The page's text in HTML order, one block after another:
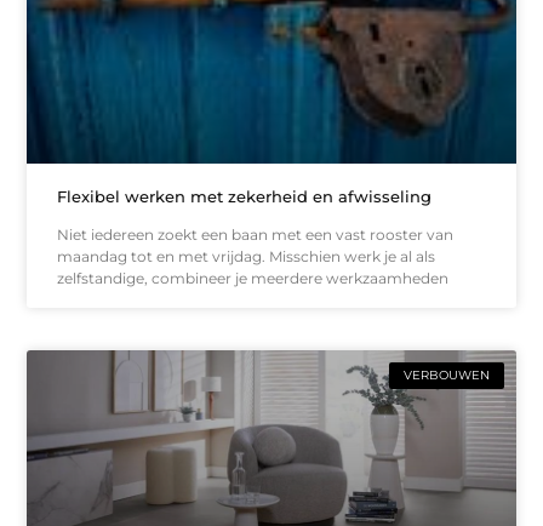
Flexibel werken met zekerheid en afwisseling
Niet iedereen zoekt een baan met een vast rooster van
maandag tot en met vrijdag. Misschien werk je al als
zelfstandige, combineer je meerdere werkzaamheden
VERBOUWEN